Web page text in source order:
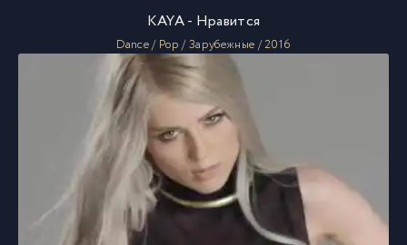
KAYA - Нравится
Dance / Pop / Зарубежные / 2016